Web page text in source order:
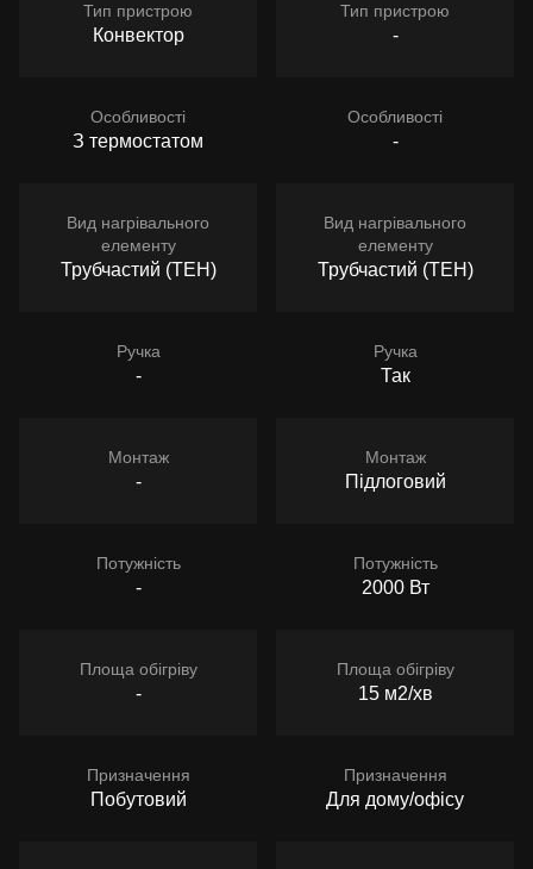
Тип пристрою
Конвектор
Особливості
З термостатом
Вид нагрівального
елементу
Трубчастий (ТЕН)
Ручка
-
Монтаж
-
Потужність
-
Площа обігріву
-
Призначення
Побутовий
Тип пристрою
-
Особливості
-
Вид нагрівального
елементу
Трубчастий (ТЕН)
Ручка
Так
Монтаж
Підлоговий
Потужність
2000 Вт
Площа обігріву
15 м2/хв
Призначення
Для дому/офісу